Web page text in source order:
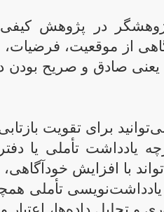
در پژوهش کیفی
از موقعیت‌،
صادق و صریح بودن
برای تقویت
یادداشت تأملی یا
با افزایش
تأملی
و تحلیل داده‌ها،